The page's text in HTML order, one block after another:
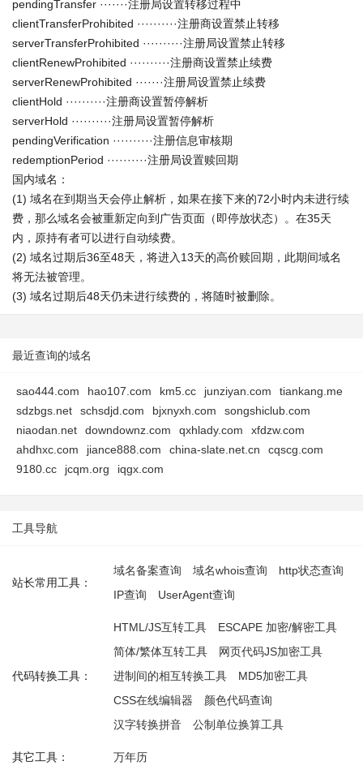
pendingTransfer ·······注册局设置转移过程中
clientTransferProhibited ··········注册商设置禁止转移
serverTransferProhibited ··········注册局设置禁止转移
clientRenewProhibited ··········注册商设置禁止续费
serverRenewProhibited ·······注册局设置禁止续费
clientHold ··········注册商设置暂停解析
serverHold ··········注册局设置暂停解析
pendingVerification ··········注册信息审核期
redemptionPeriod ··········注册局设置赎回期
国内域名：
(1) 域名在到期当天会停止解析，如果在接下来的72小时内未进行续
费，那么域名会被重新定向到广告页面（即停放状态）。在35天
内，原持有者可以进行自动续费。
(2) 域名过期后36至48天，将进入13天的高价赎回期，此期间域名
将无法被管理。
(3) 域名过期后48天仍未进行续费的，将随时被删除。
最近查询的域名
sao444.com hao107.com km5.cc junziyan.com
tiankang.me
sdzbgs.net
schsdjd.com bjxnyxh.com
songshiclub.com
niaodan.net
downdownz.com qxhlady.com
xfdzw.com
ahdhxc.com
jiance888.com china-slate.net.cn
cqscg.com
9180.cc
jcqm.org iqgx.com
工具导航
站长常用工具：
域名备案查询 域名whois查询
http状态查询
IP查询
UserAgent查询
代码转换工具：
HTML/JS互转工具
ESCAPE 加密/解密工具
简体/繁体互转工具
网页代码JS加密工具
进制间的相互转换工具
MD5加密工具
CSS在线编辑器
颜色代码查询
汉字转换拼音
公制单位换算工具
其它工具： 万年历